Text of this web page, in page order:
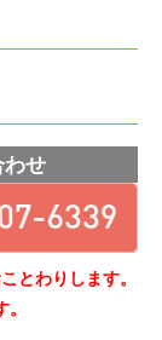
せ
とわりします。